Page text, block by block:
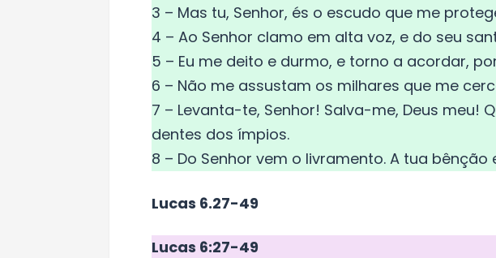
3 – Mas tu, Senhor, és o escudo que me
4 – Ao Senhor clamo em alta voz, e do seu
5 – Eu me deito e durmo, e torno a acordar,
6 – Não me assustam os milhares que me
7 – Levanta-te, Senhor! Salva-me, Deus meu!
dentes dos ímpios.
8 – Do Senhor vem o livramento. A tua
Lucas 6.27-49
Lucas 6:27-49